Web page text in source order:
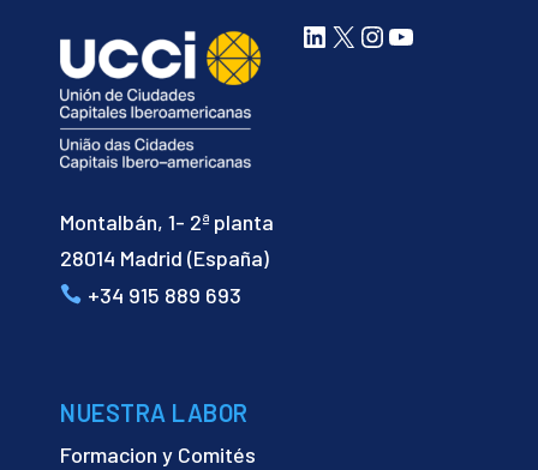
Montalbán, 1- 2ª planta
28014 Madrid (España)
+34 915 889 693
LinkedIn
X Instagram
YouTube
NUESTRA LABOR
Formacion y Comités